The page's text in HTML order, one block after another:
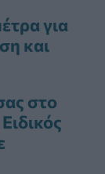
για
και
στο